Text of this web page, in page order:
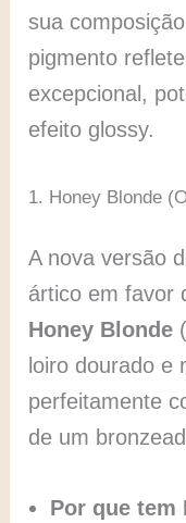
sua
pigmento
excepcional,
efeito glossy.
1. Honey Blonde
A nova versão
ártico em favor
Honey Blonde
loiro dourado e
perfeitamente
de um
Por que tem